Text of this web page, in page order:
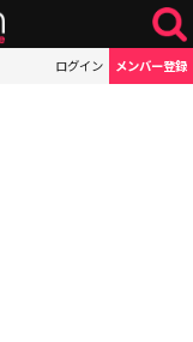
ログイン メンバー登録